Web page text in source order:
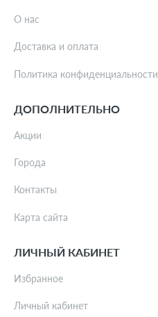
О нас
Доставка и оплата
Политика конфиденциальности
ДОПОЛНИТЕЛЬНО
Акции
Города
Контакты
Карта сайта
ЛИЧНЫЙ КАБИНЕТ
Избранное
Личный кабинет